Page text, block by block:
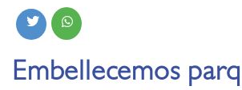
Embellecemos